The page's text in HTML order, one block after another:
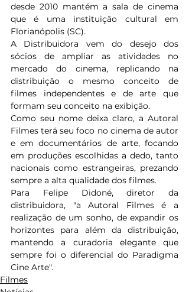
desde 2010 mantém a sala de cinema
que é uma instituição cultural em
Florianópolis (SC).
A Distribuidora vem do desejo dos
sócios de ampliar as atividades no
mercado do cinema, replicando na
distribuição o mesmo conceito de
filmes independentes e de arte que
formam seu conceito na exibição.
Como seu nome deixa claro, a Autoral
Filmes terá seu foco no cinema de autor
e em documentários de arte, focando
em produções escolhidas a dedo, tanto
nacionais como estrangeiras, prezando
sempre a alta qualidade dos filmes.
Para Felipe Didoné, diretor da
distribuidora, "a Autoral Filmes é a
realização de um sonho, de expandir os
horizontes para além da distribuição,
mantendo a curadoria elegante que
sempre foi o diferencial do Paradigma
Cine Arte".
Filmes